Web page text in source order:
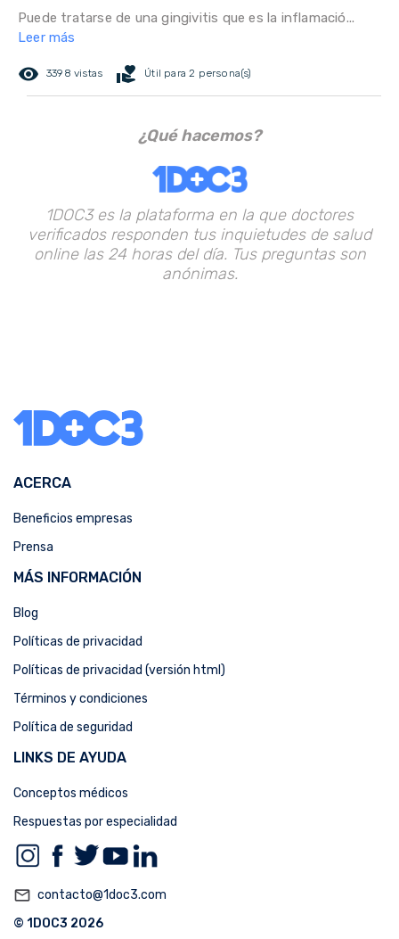
Puede tratarse de una gingivitis que es la inflamació...
Leer más
remove_red_eye 3398 vistas volunteer_activism Útil para 2 persona(s)
¿Qué hacemos?
1DOC3 es la plataforma en la que doctores
verificados responden tus inquietudes de salud
online las 24 horas del día. Tus preguntas son
anónimas.
ACERCA
Beneficios empresas
Prensa
MÁS INFORMACIÓN
Blog
Políticas de privacidad
Políticas de privacidad (versión html)
Términos y condiciones
Política de seguridad
LINKS DE AYUDA
Conceptos médicos
Respuestas por especialidad
mail_outline contacto@1doc3.com
© 1DOC3 2026